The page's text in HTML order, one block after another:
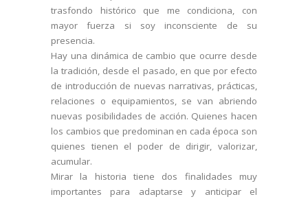
trasfondo histórico que me condiciona, con
mayor fuerza si soy inconsciente de su
presencia.
Hay una dinámica de cambio que ocurre desde
la tradición, desde el pasado, en que por efecto
de introducción de nuevas narrativas, prácticas,
relaciones o equipamientos, se van abriendo
nuevas posibilidades de acción. Quienes hacen
los cambios que predominan en cada época son
quienes tienen el poder de dirigir, valorizar,
acumular.
Mirar la historia tiene dos finalidades muy
importantes para adaptarse y anticipar el